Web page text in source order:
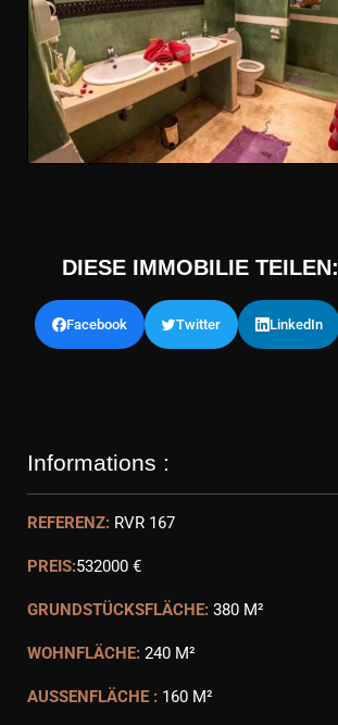
DIESE IMMOBILIE TEILEN:
Facebook Twitter LinkedIn
Informations :
REFERENZ: RVR 167
PREIS:532000 €
GRUNDSTÜCKSFLÄCHE: 380 M²
WOHNFLÄCHE: 240 M²
AUSSENFLÄCHE : 160 M²